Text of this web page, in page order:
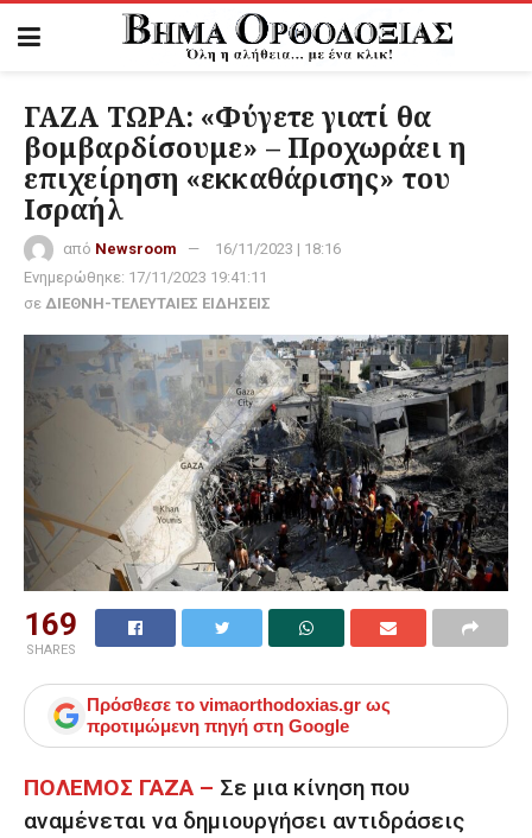
ΓΑΖΑ ΤΩΡΑ: «Φύγετε γιατί θα
βομβαρδίσουμε» – Προχωράει η
επιχείρηση «εκκαθάρισης» του
Ισραήλ
από Newsroom
16/11/2023 | 18:16
Ενημερώθηκε: 17/11/2023 19:41:11
σε ΔΙΕΘΝΗ-ΤΕΛΕΥΤΑΙΕΣ ΕΙΔΗΣΕΙΣ
169
SHARES
Πρόσθεσε το vimaorthodoxias.gr ως
προτιμώμενη πηγή στη Google
ΠΟΛΕΜΟΣ ΓΑΖΑ – Σε μια κίνηση που
αναμένεται να δημιουργήσει αντιδράσεις